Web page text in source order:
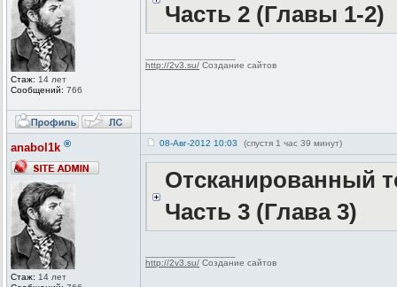
Стаж: 14 лет
Сообщений: 766
Часть 2 (Главы 1-2)
http://2v3.su/ Создание сайтов
anabol1k ®
Стаж: 14 лет
08-Авг-2012 10:03 (спустя 1 час 39 минут)
Отсканированный
Часть 3 (Глава 3)
http://2v3.su/ Создание сайтов